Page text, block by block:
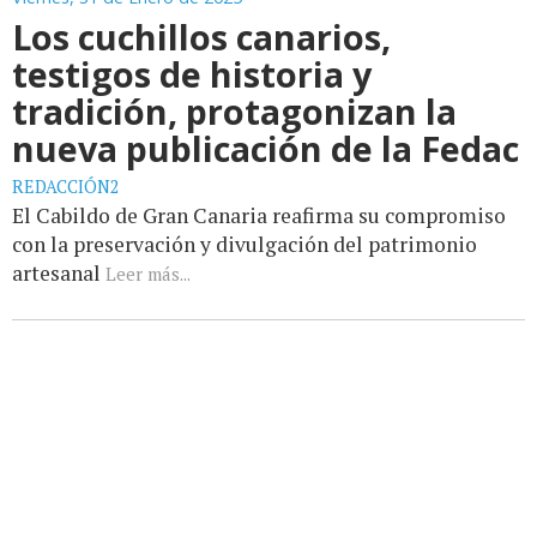
Los cuchillos canarios,
testigos de historia y
tradición, protagonizan la
nueva publicación de la Fedac
REDACCIÓN2
El Cabildo de Gran Canaria reafirma su compromiso
con la preservación y divulgación del patrimonio
artesanal Leer más...